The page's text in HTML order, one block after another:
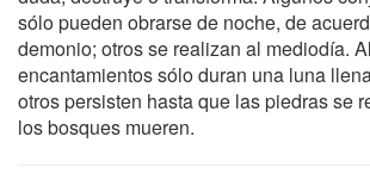
sólo pueden obrarse de noche, de
demonio; otros se realizan al mediodía.
encantamientos sólo duran una luna
otros persisten hasta que las piedras se
los bosques mueren.